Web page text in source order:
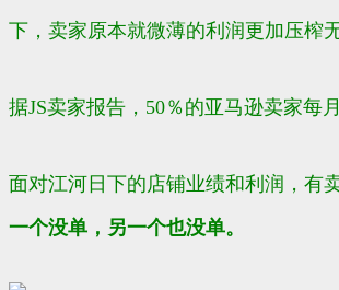
下，卖家原本就微薄的利润更加压榨无
据JS卖家报告，50％的亚马逊卖家每
面对江河日下的店铺业绩和利润，有
一个没单，另一个也没单。